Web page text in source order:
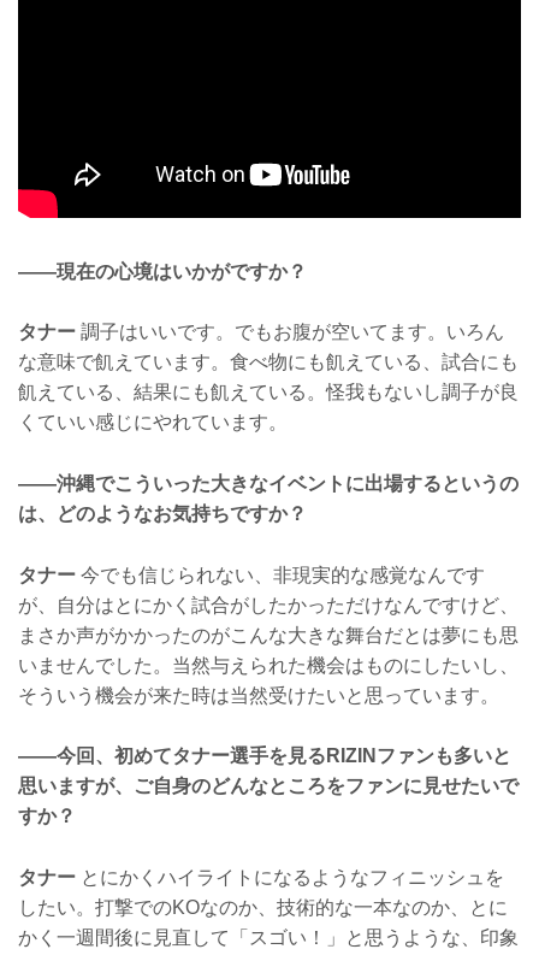
——現在の心境はいかがですか？
タナー 調子はいいです。でもお腹が空いてます。いろん
な意味で飢えています。食べ物にも飢えている、試合にも
飢えている、結果にも飢えている。怪我もないし調子が良
くていい感じにやれています。
——沖縄でこういった大きなイベントに出場するというの
は、どのようなお気持ちですか？
タナー 今でも信じられない、非現実的な感覚なんです
が、自分はとにかく試合がしたかっただけなんですけど、
まさか声がかかったのがこんな大きな舞台だとは夢にも思
いませんでした。当然与えられた機会はものにしたいし、
そういう機会が来た時は当然受けたいと思っています。
——今回、初めてタナー選手を見るRIZINファンも多いと
思いますが、ご自身のどんなところをファンに見せたいで
すか？
タナー とにかくハイライトになるようなフィニッシュを
したい。打撃でのKOなのか、技術的な一本なのか、とに
かく一週間後に見直して「スゴい！」と思うような、印象